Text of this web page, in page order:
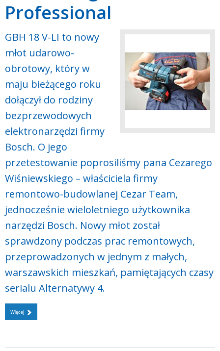
Professional
GBH 18 V-LI to nowy
młot udarowo-
obrotowy, który w
maju bieżącego roku
dołączył do rodziny
bezprzewodowych
elektronarzędzi firmy
Bosch. O jego
przetestowanie poprosiliśmy pana Cezarego
Wiśniewskiego – właściciela firmy
remontowo-budowlanej Cezar Team,
jednocześnie wieloletniego użytkownika
narzędzi Bosch. Nowy młot został
sprawdzony podczas prac remontowych,
przeprowadzonych w jednym z małych,
warszawskich mieszkań, pamiętających czasy
serialu Alternatywy 4.
Więcej